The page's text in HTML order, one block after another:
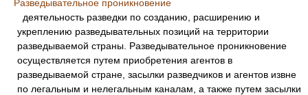
Разведывательное проникновение
деятельность разведки по созданию, расширению и
укреплению разведывательных позиций на территории
разведываемой страны. Разведывательное проникновение
осуществляется путем приобретения агентов в
разведываемой стране, засылки разведчиков и агентов извне
по легальным и нелегальным каналам, а также путем засылки